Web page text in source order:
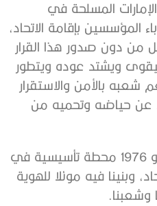
المسلحة في
المؤسسين بإقامة الاتحاد،
من دون صدور هذا القرار
ويشتد عوده ويتطور
شعبه بالأمن والاستقرار
عن حياضه وتحميه من
سيظل قرار السادس من مايو 1976 محطة تأسيسية في
وبنينا فيه موئلا للهوية
وشعبنا.